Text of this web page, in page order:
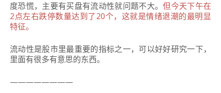
度恐慌，主要有买盘有流动性就问题不大。但今天下午在
2点左右跌停数量达到了20个，这就是情绪退潮的最明显
特征。
流动性是股市里最重要的指标之一，可以好好研究一下，
里面有很多有意思的东西。
————————